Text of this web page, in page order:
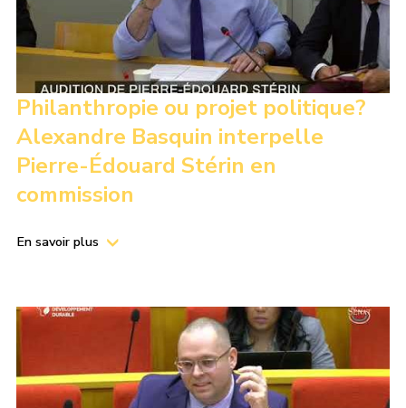
Philanthropie ou projet politique?
Alexandre Basquin interpelle
Pierre-Édouard Stérin en
commission
En savoir plus